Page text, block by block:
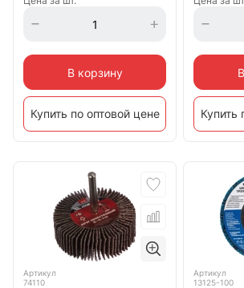
В корзину
Купить по оптовой цене Купить
Артикул
74110
Артикул
13125-100